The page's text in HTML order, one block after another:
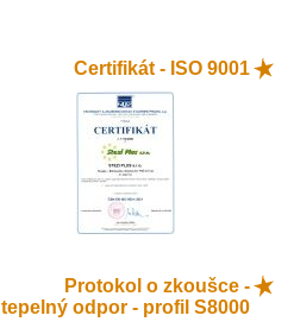
Certifikát - ISO 9001
Protokol o zkoušce -
tepelný odpor - profil S8000